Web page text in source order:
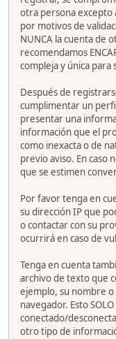
otra persona excepto
por motivos de
NUNCA la cuenta de
recomendamos
compleja y única
Después de
cumplimentar un
presentar una
información que el
como inexacta o de
previo aviso. En caso
que se estimen
Por favor tenga en
su dirección IP que
o contactar con su
ocurrirá en caso de
Tenga en cuenta
archivo de texto que
ejemplo, su nombre o
navegador. Esto
conectado/
otro tipo de